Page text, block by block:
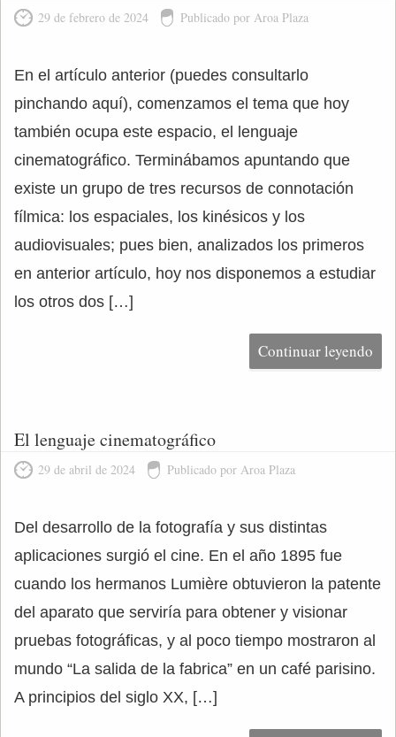
29 de febrero de 2024 Publicado por Aroa Plaza
En el artículo anterior (puedes consultarlo
pinchando aquí), comenzamos el tema que hoy
también ocupa este espacio, el lenguaje
cinematográfico. Terminábamos apuntando que
existe un grupo de tres recursos de connotación
fílmica: los espaciales, los kinésicos y los
audiovisuales; pues bien, analizados los primeros
en anterior artículo, hoy nos disponemos a estudiar
los otros dos […]
Continuar leyendo
El lenguaje cinematográfico
29 de abril de 2024 Publicado por Aroa Plaza
Del desarrollo de la fotografía y sus distintas
aplicaciones surgió el cine. En el año 1895 fue
cuando los hermanos Lumière obtuvieron la patente
del aparato que serviría para obtener y visionar
pruebas fotográficas, y al poco tiempo mostraron al
mundo “La salida de la fabrica” en un café parisino.
A principios del siglo XX, […]